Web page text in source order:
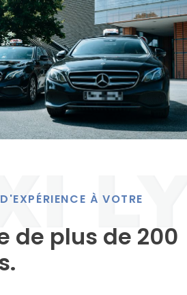
À VOTRE
de plus de 200